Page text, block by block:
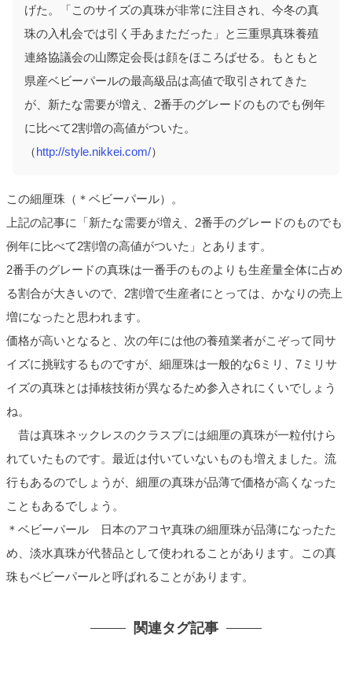
げた。「このサイズの真珠が非常に注目され、今冬の真
珠の入札会では引く手あまただった」と三重県真珠養殖
連絡協議会の山際定会長は顔をほころばせる。もともと
県産ベビーパールの最高級品は高値で取引されてきた
が、新たな需要が増え、2番手のグレードのものでも例年
に比べて2割増の高値がついた。
（http://style.nikkei.com/）
この細厘珠（＊ベビーパール）。
上記の記事に「新たな需要が増え、2番手のグレードのものでも
例年に比べて2割増の高値がついた」とあります。
2番手のグレードの真珠は一番手のものよりも生産量全体に占め
る割合が大きいので、2割増で生産者にとっては、かなりの売上
増になったと思われます。
価格が高いとなると、次の年には他の養殖業者がこぞって同サ
イズに挑戦するものですが、細厘珠は一般的な6ミリ、7ミリサ
イズの真珠とは挿核技術が異なるため参入されにくいでしょう
ね。
昔は真珠ネックレスのクラスプには細厘の真珠が一粒付けら
れていたものです。最近は付いていないものも増えました。流
行もあるのでしょうが、細厘の真珠が品薄で価格が高くなった
こともあるでしょう。
＊ベビーパール 日本のアコヤ真珠の細厘珠が品薄になったた
め、淡水真珠が代替品として使われることがあります。この真
珠もベビーパールと呼ばれることがあります。
関連タグ記事